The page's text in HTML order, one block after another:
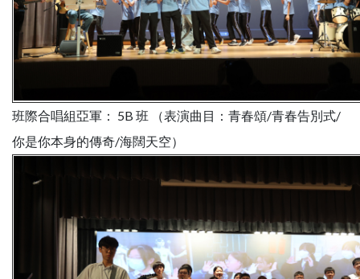
班際合唱組亞軍： 5B 班 （表演曲目：青春頌/青春告別式/
你是你本身的傳奇/海闊天空）